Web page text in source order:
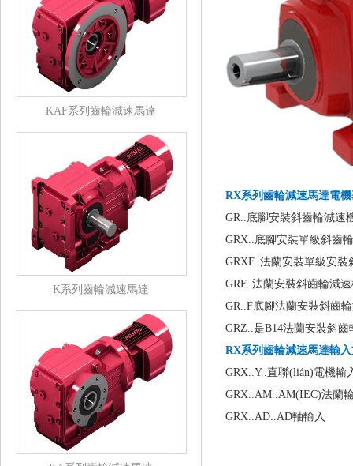
KAF系列齒輪減速馬達
K系列齒輪減速馬達
RX系列齒輪減速馬達電
GR..底腳安裝斜齒輪減速
GRX..底腳安裝單級斜齒
GRXF..法蘭安裝單級安裝
GRF..法蘭安裝斜齒輪減
GR..F底腳法蘭安裝斜齒
GRZ..是B14法蘭安裝斜齒
RX系列齒輪減速馬達輸
GRX..Y..直聯(lián)電機輸
GRX..AM..AM(IEC)法蘭
GRX..AD..AD軸輸入